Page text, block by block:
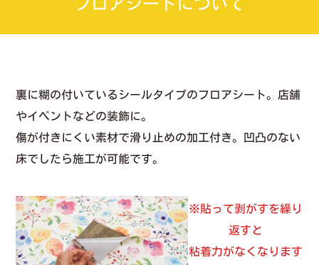
裏に糊の付いているシールタイプのフロアシート。店舗
やイベントなどの装飾に。
傷が付きにくい素材で滑り止めの加工付き。凹凸のない
床でしたら施工が可能です。
※貼って剥がすを繰り
返すと
粘着力がなくなります